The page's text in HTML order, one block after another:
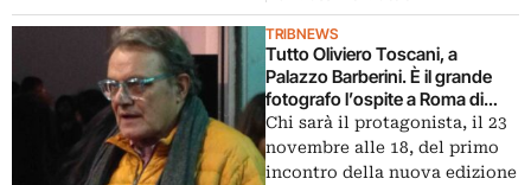
TRIBNEWS
Tutto Oliviero Toscani, a
Palazzo Barberini. È il grande
fotografo l’ospite a Roma di
Massimiliano Finazzer Flory per
Il Gioco Serio dell’Arte
Chi sarà il protagonista, il 23
novembre alle 18, del primo
incontro della nuova edizione